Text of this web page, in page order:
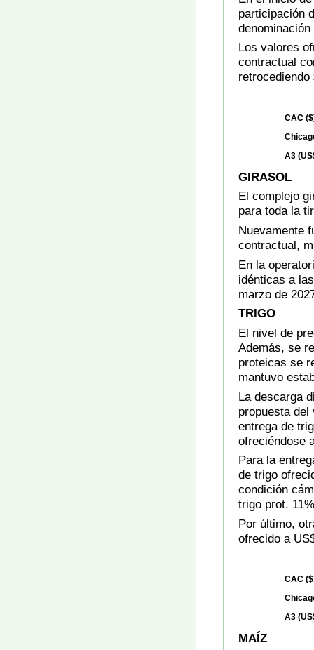
participación
Los valores
contractual
CAC
A3
GIRASOL
El complejo
para toda la
Nuevamente
contractual,
En la
idénticas a
marzo de
TRIGO
El nivel de
Además, se
proteicas se
mantuvo
La descarga
propuesta
entrega de
ofreciéndose
Para la
de trigo
condición
trigo prot.
Por último,
ofrecido a
CAC
A3
MAÍZ